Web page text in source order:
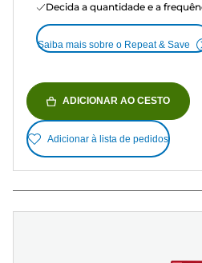
Decida a quantidade e a
Saiba mais sobre o Repeat & Save
ADICIONAR AO CESTO
Adicionar à lista de pedidos